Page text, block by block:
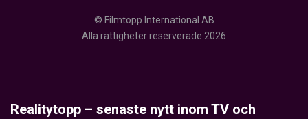
© Filmtopp International AB
Alla rättigheter reserverade 2026
Realitytopp – senaste nytt inom TV och